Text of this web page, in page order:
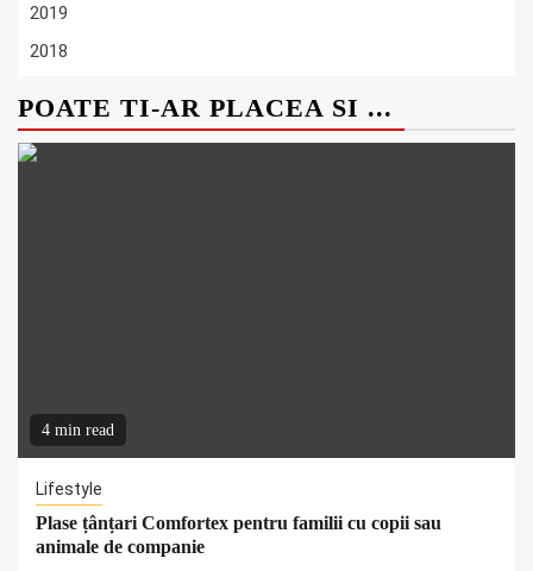
2019
2018
POATE TI-AR PLACEA SI ...
4 min read
Lifestyle
Plase țânțari Comfortex pentru familii cu copii sau
animale de companie